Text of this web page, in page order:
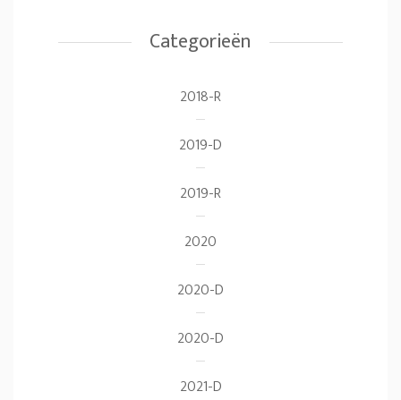
Categorieën
2018-R
2019-D
2019-R
2020
2020-D
2020-D
2021-D